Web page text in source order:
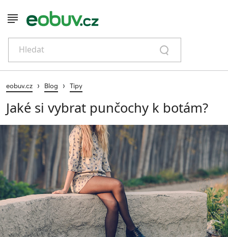
Hledat
eobuv.cz › Blog › Tipy
Jaké si vybrat punčochy k botám?